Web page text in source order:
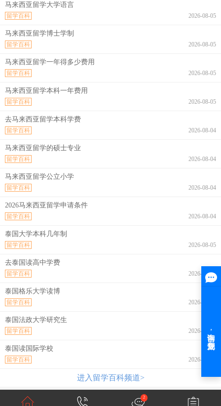
马来西亚留学大学语言
2026-08-05
留学百科
马来西亚留学博士学制
2026-08-05
留学百科
马来西亚留学一年得多少费用
2026-08-05
留学百科
马来西亚留学本科一年费用
2026-08-05
留学百科
去马来西亚留学本科学费
2026-08-04
留学百科
马来西亚留学的硕士专业
2026-08-04
留学百科
马来西亚留学公立小学
2026-08-04
留学百科
2026马来西亚留学申请条件
2026-08-04
留学百科
泰国大学本科几年制
2026-08-05
留学百科
去泰国读高中学费
2026-08-05
留学百科
泰国格乐大学读博
2026-08-05
留学百科
泰国法政大学研究生
2026-08-05
留学百科
泰国读国际学校
2026-08-05
留学百科
进入留学百科频道>
2